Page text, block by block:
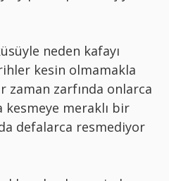
neden kafayı
kesin olmamakla
zarfında onlarca
kesmeye meraklı bir
defalarca resmediyor